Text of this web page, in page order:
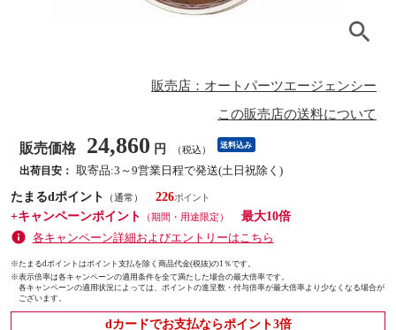
販売店：オートパーツエージェンシー
この販売店の送料について
販売価格 24,860 円 （税込） 送料込み
出荷目安： 取寄品:3～9営業日程で発送(土日祝除く)
たまるdポイント
（通常）
226
+キャンペーンポイント
（期間・用途限定）
最大10倍
各キャンペーン詳細およびエントリーはこちら
※たまるdポイントはポイント支払を除く商品代金(税抜)の1％です。
※表示倍率は各キャンペーンの適用条件を全て満たした場合の最大倍率です。
各キャンペーンの適用状況によっては、ポイントの進呈数・付与倍率が最大倍率より少なくなる場合が
ございます。
dカードでお支払ならポイント3倍